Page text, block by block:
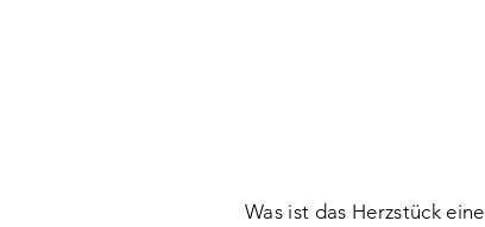
Was ist das Herzstück